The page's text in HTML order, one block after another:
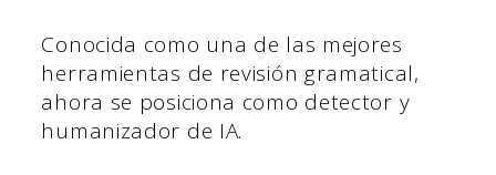
Conocida como una de las mejores
herramientas de revisión gramatical,
ahora se posiciona como detector y
humanizador de IA.